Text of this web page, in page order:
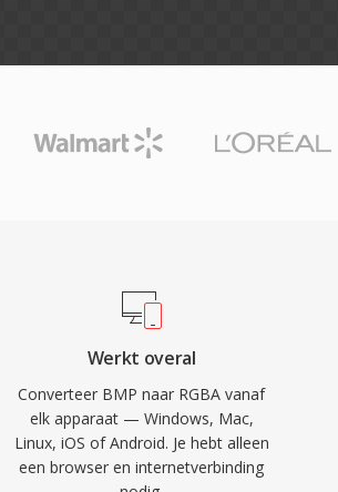
Werkt overal
Converteer BMP naar RGBA vanaf
elk apparaat — Windows, Mac,
Linux, iOS of Android. Je hebt alleen
een browser en internetverbinding